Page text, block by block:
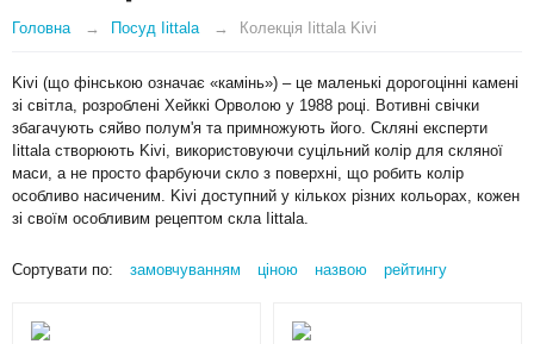
Головна Посуд Iittala Колекція Iittala Kivi
Kivi (що фінською означає «камінь») – це маленькі дорогоцінні камені
зі світла, розроблені Хейккі Орволою у 1988 році. Вотивні свічки
збагачують сяйво полум'я та примножують його. Скляні експерти
Iittala створюють Kivi, використовуючи суцільний колір для скляної
маси, а не просто фарбуючи скло з поверхні, що робить колір
особливо насиченим. Kivi доступний у кількох різних кольорах, кожен
зі своїм особливим рецептом скла Iittala.
Сортувати по: замовчуванням ціною назвою рейтингу